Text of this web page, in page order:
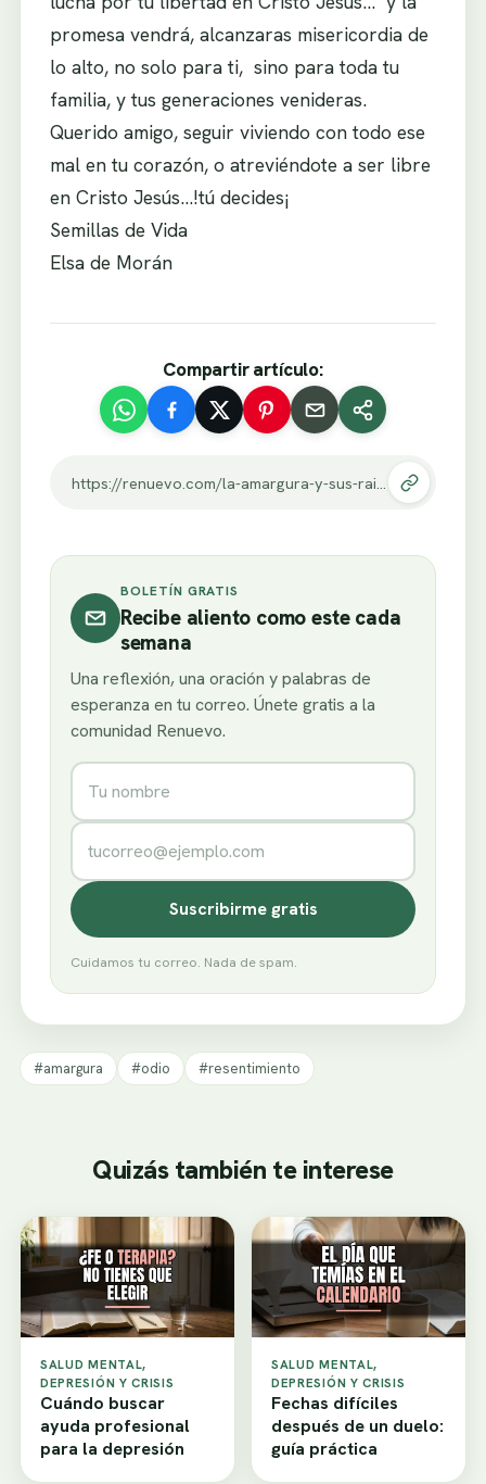
promesa vendrá, alcanzaras misericordia de
lo alto, no solo para ti, sino para toda tu
familia, y tus generaciones venideras.
Querido amigo, seguir viviendo con todo ese
mal en tu corazón, o atreviéndote a ser libre
en Cristo Jesús…!tú decides¡
Semillas de Vida
Elsa de Morán
Compartir artículo:
https://renuevo.com/la-amargura-y-sus-raices-ii-parte.html
BOLETÍN GRATIS
Recibe aliento como este cada
semana
Una reflexión, una oración y palabras de
esperanza en tu correo. Únete gratis a la
comunidad Renuevo.
Nombre
Correo electrónico
Suscribirme gratis
Cuidamos tu correo. Nada de spam.
#amargura #odio #resentimiento
Quizás también te interese
SALUD MENTAL,
DEPRESIÓN Y CRISIS
Cuándo buscar
ayuda profesional
para la depresión
SALUD MENTAL,
DEPRESIÓN Y CRISIS
Fechas difíciles
después de un duelo:
guía práctica